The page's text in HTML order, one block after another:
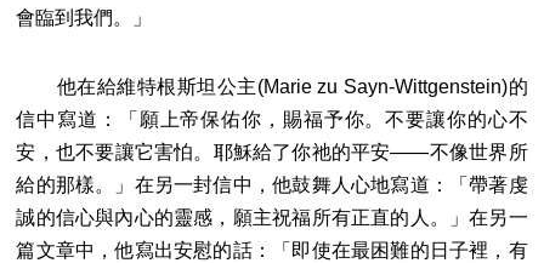
會臨到我們。」
他在給維特根斯坦公主(Marie zu Sayn-Wittgenstein)的
信中寫道：「願上帝保佑你，賜福予你。不要讓你的心不
安，也不要讓它害怕。耶穌給了你祂的平安——不像世界所
給的那樣。」在另一封信中，他鼓舞人心地寫道：「帶著虔
誠的信心與內心的靈感，願主祝福所有正直的人。」在另一
篇文章中，他寫出安慰的話：「即使在最困難的日子裡，有